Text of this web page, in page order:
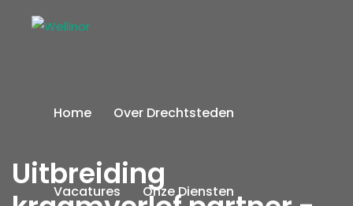
Home Over Drechtsteden
Vacatures Onze Diensten
Uitbreiding